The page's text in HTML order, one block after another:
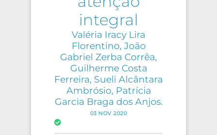
integral
Valéria Iracy Lira
Florentino, João
Gabriel Zerba Corrêa,
Guilherme Costa
Ferreira, Sueli Alcântara
Ambrósio, Patrícia
Garcia Braga dos Anjos.
03 NOV 2020